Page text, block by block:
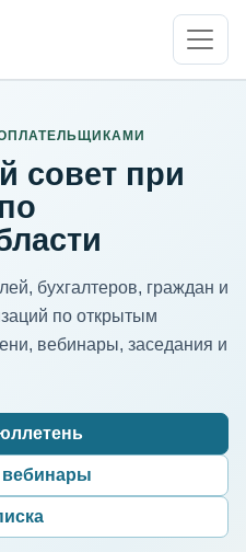
совет при
бухгалтеров, граждан и
по открытым
вебинары, заседания и